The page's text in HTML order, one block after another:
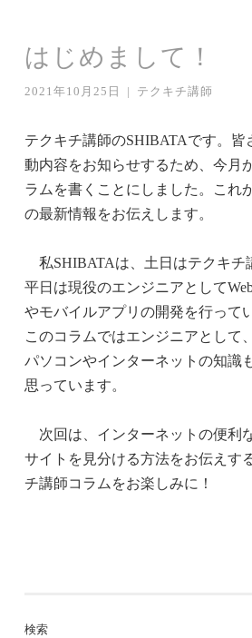
はじめまして！
2021年10月25日 | テクキチ講師
テクキチ講師のSHIBATAです。皆
動内容をお知らせするため、今月
ラムを書くことにしました。これ
の最新情報をお伝えします。
私SHIBATAは、土日はテクキチ
平日は現役のエンジニアとして
やモバイルアプリの開発を行って
このコラムではエンジニアとして
パソコンやインターネットの知識
思っています。
次回は、インターネットの便利
サイトを見分ける方法をお伝えす
チ講師コラムをお楽しみに！
検索